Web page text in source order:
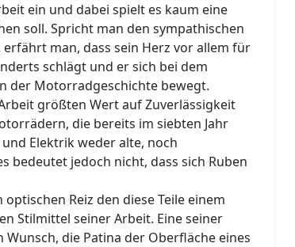
ein und dabei spielt es kaum eine
soll. Spricht man den sympathischen
man, dass sein Herz vor allem für
schlägt und er sich bei dem
der Motorradgeschichte bewegt.
größten Wert auf Zuverlässigkeit
die bereits im siebten Jahr
Elektrik weder alte, noch
bedeutet jedoch nicht, dass sich Ruben
Reiz den diese Teile einem
Stilmittel seiner Arbeit. Eine seiner
die Patina der Oberfläche eines